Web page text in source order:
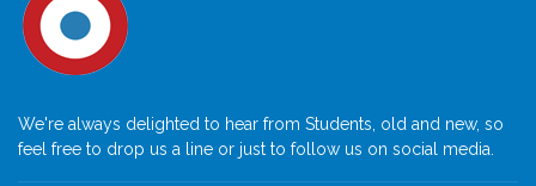
We're always delighted to hear from Students, old and new, so
feel free to drop us a line or just to follow us on social media.